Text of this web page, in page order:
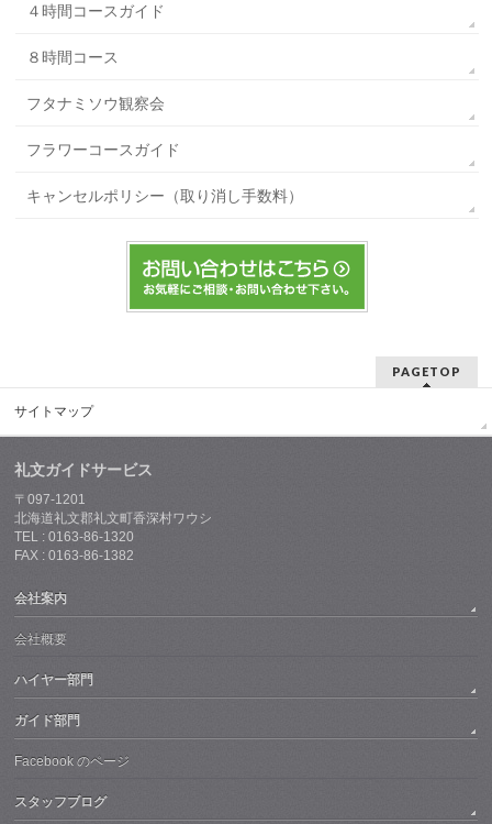
４時間コースガイド
８時間コース
フタナミソウ観察会
フラワーコースガイド
キャンセルポリシー（取り消し手数料）
PAGETOP
サイトマップ
礼文ガイドサービス
〒097-1201
北海道礼文郡礼文町香深村ワウシ
TEL : 0163-86-1320
FAX : 0163-86-1382
会社案内
会社概要
ハイヤー部門
ガイド部門
Facebook のページ
スタッフブログ